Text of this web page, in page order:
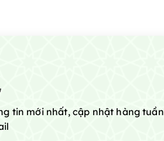
tin mới nhất, cập nhật hàng tuần